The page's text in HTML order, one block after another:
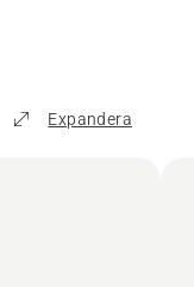
Expandera